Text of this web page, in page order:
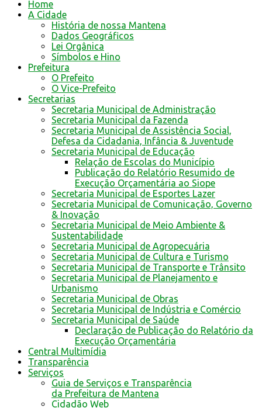
Home
A Cidade
História de nossa Mantena
Dados Geográficos
Lei Orgânica
Símbolos e Hino
Prefeitura
O Prefeito
O Vice-Prefeito
Secretarias
Secretaria Municipal de Administração
Secretaria Municipal da Fazenda
Secretaria Municipal de Assistência Social,
Defesa da Cidadania, Infância & Juventude
Secretaria Municipal de Educação
Relação de Escolas do Município
Publicação do Relatório Resumido de
Execução Orçamentária ao Siope
Secretaria Municipal de Esportes Lazer
Secretaria Municipal de Comunicação, Governo
& Inovação
Secretaria Municipal de Meio Ambiente &
Sustentabilidade
Secretaria Municipal de Agropecuária
Secretaria Municipal de Cultura e Turismo
Secretaria Municipal de Transporte e Trânsito
Secretaria Municipal de Planejamento e
Urbanismo
Secretaria Municipal de Obras
Secretaria Municipal de Indústria e Comércio
Secretaria Municipal de Saúde
Declaração de Publicação do Relatório da
Execução Orçamentária
Central Multimídia
Transparência
Serviços
Guia de Serviços e Transparência
da Prefeitura de Mantena
Cidadão Web